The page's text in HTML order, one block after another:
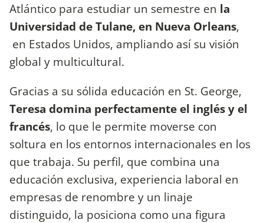
Atlántico para estudiar un semestre en la
Universidad de Tulane, en Nueva Orleans,
en Estados Unidos, ampliando así su visión
global y multicultural.
Gracias a su sólida educación en St. George,
Teresa domina perfectamente el inglés y el
francés, lo que le permite moverse con
soltura en los entornos internacionales en los
que trabaja. Su perfil, que combina una
educación exclusiva, experiencia laboral en
empresas de renombre y un linaje
distinguido, la posiciona como una figura